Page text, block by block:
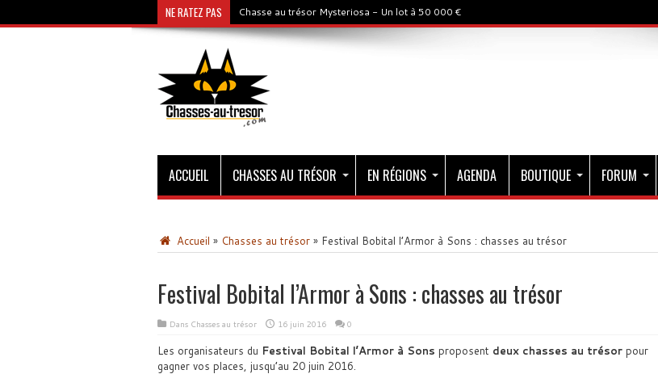
NE RATEZ PAS Chasse au trésor Mysteriosa - Un lot à 50 000 €
ACCUEIL CHASSES AU TRÉSOR EN RÉGIONS AGENDA BOUTIQUE FORUM
Accueil » Chasses au trésor » Festival Bobital l’Armor à Sons : chasses au trésor
Festival Bobital l’Armor à Sons : chasses au trésor
Dans Chasses au trésor 16 juin 2016 0
Les organisateurs du Festival Bobital l’Armor à Sons proposent deux chasses au trésorpour
gagner vos places, jusqu’au 20 juin 2016.